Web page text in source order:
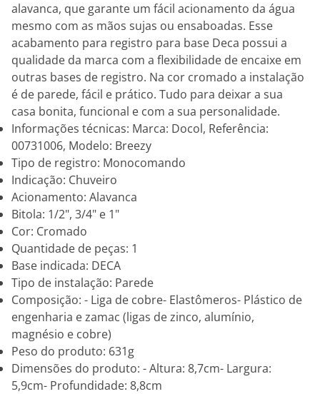
alavanca, que garante um fácil acionamento da água
mesmo com as mãos sujas ou ensaboadas. Esse
acabamento para registro para base Deca possui a
qualidade da marca com a flexibilidade de encaixe em
outras bases de registro. Na cor cromado a instalação
é de parede, fácil e prático. Tudo para deixar a sua
casa bonita, funcional e com a sua personalidade.
Informações técnicas: Marca: Docol, Referência:
00731006, Modelo: Breezy
Tipo de registro: Monocomando
Indicação: Chuveiro
Acionamento: Alavanca
Bitola: 1/2", 3/4" e 1"
Cor: Cromado
Quantidade de peças: 1
Base indicada: DECA
Tipo de instalação: Parede
Composição: - Liga de cobre- Elastômeros- Plástico de
engenharia e zamac (ligas de zinco, alumínio,
magnésio e cobre)
Peso do produto: 631g
Dimensões do produto: - Altura: 8,7cm- Largura:
5,9cm- Profundidade: 8,8cm